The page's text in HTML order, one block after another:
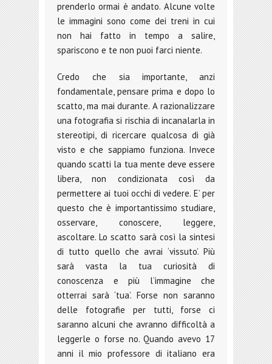
prenderlo ormai è andato. Alcune volte
le immagini sono come dei treni in cui
non hai fatto in tempo a salire,
spariscono e te non puoi farci niente.
Credo che sia importante, anzi
fondamentale, pensare prima e dopo lo
scatto, ma mai durante. A razionalizzare
una fotografia si rischia di incanalarla in
stereotipi, di ricercare qualcosa di già
visto e che sappiamo funziona. Invece
quando scatti la tua mente deve essere
libera, non condizionata così da
permettere ai tuoi occhi di vedere. E’ per
questo che è importantissimo studiare,
osservare, conoscere, leggere,
ascoltare. Lo scatto sarà così la sintesi
di tutto quello che avrai ‘vissuto’. Più
sarà vasta la tua curiosità di
conoscenza e più l’immagine che
otterrai sarà ‘tua’. Forse non saranno
delle fotografie per tutti, forse ci
saranno alcuni che avranno difficoltà a
leggerle o forse no. Quando avevo 17
anni il mio professore di italiano era